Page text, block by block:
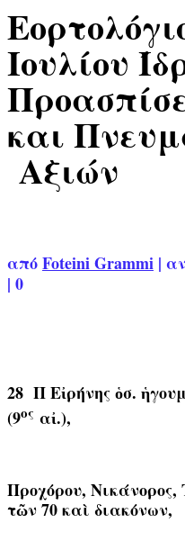
Iουλίου
και
Αξιών
απόFoteini Grammi |
| 0
28 ΠΕἰρήνης ὁσ.
(9ος αἰ.),
Προχόρου,
τῶν 70 καὶ διακόνων,